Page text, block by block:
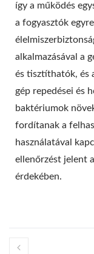
így a működés
a fogyasztók
alkalmazásával a
és tisztíthatók, és
gép repedései és
baktériumok
fordítanak a
használatával
ellenőrzést jelent
érdekében.